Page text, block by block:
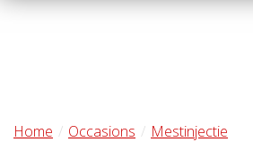
Home Occasions
Mestinjectie